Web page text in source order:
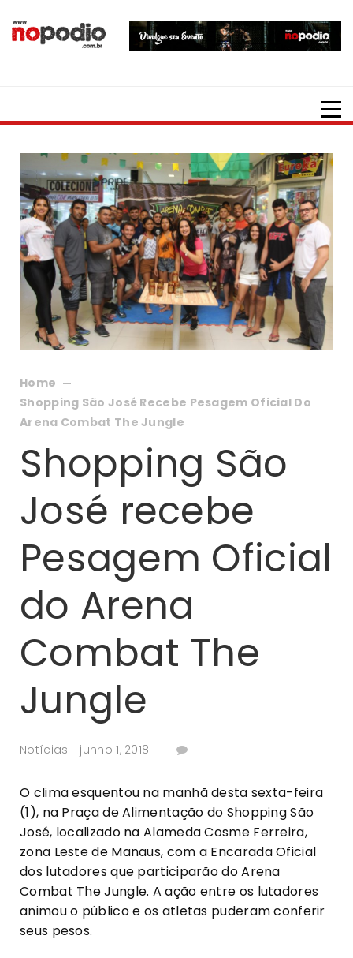
Home
Shopping São José Recebe Pesagem Oficial Do
Arena Combat The Jungle
Shopping São
José recebe
Pesagem Oficial
do Arena
Combat The
Jungle
Notícias junho 1, 2018
O clima esquentou na manhã desta sexta-feira
(1), na Praça de Alimentação do Shopping São
José, localizado na Alameda Cosme Ferreira,
zona Leste de Manaus, com a Encarada Oficial
dos lutadores que participarão do Arena
Combat The Jungle. A ação entre os lutadores
animou o público e os atletas puderam conferir
seus pesos.